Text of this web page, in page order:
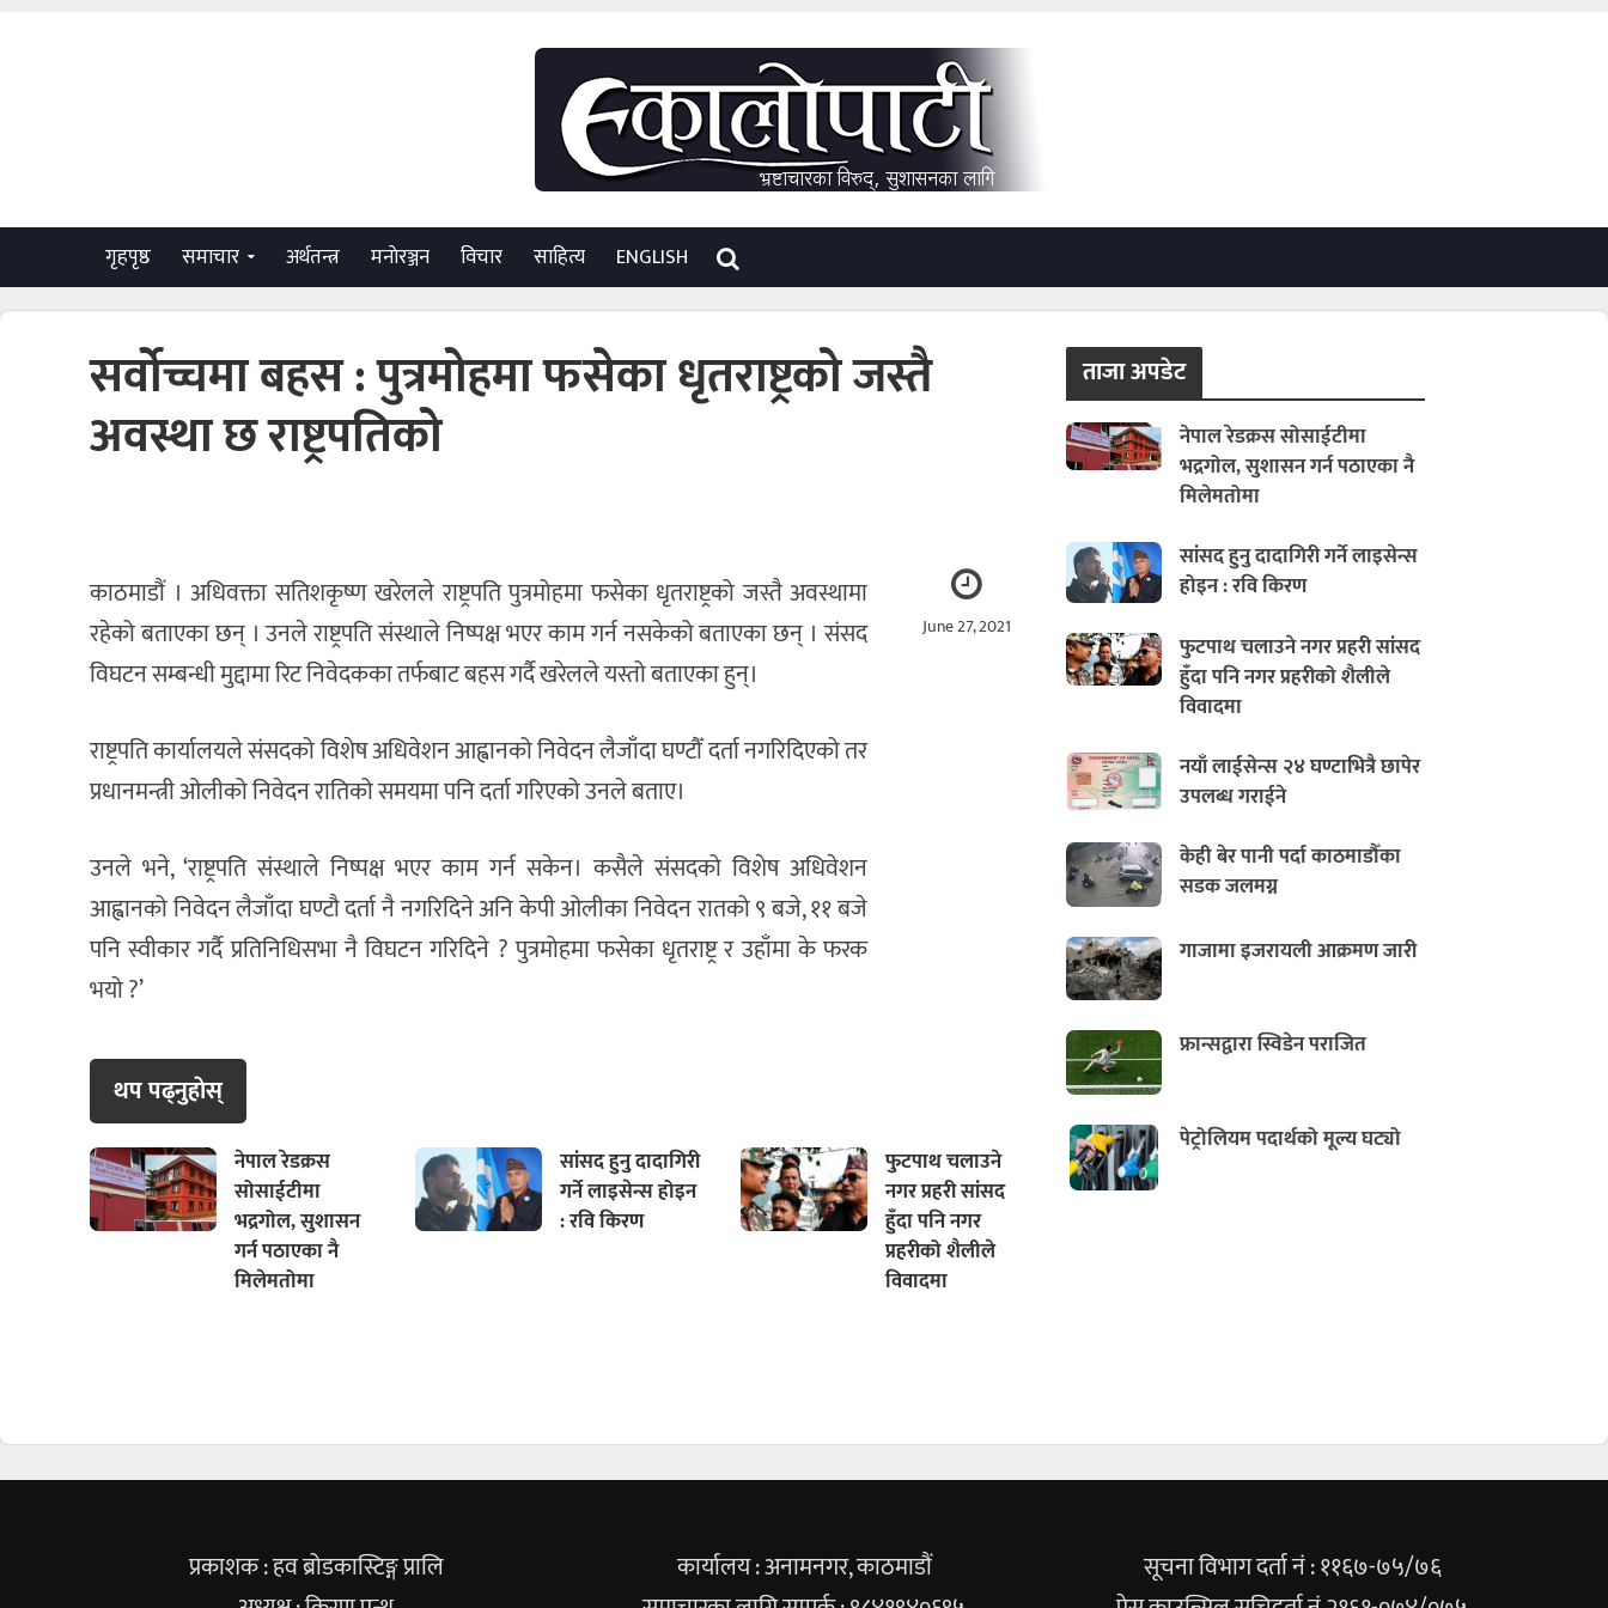
गृहपृष्ठ समाचार अर्थतन्त्र मनाेरञ्जन विचार साहित्य ENGLISH
सर्वोच्चमा बहस : पुत्रमोहमा फसेका धृतराष्ट्रको जस्तै
अवस्था छ राष्ट्रपतिको
June 27, 2021
काठमाडौं । अधिवक्ता सतिशकृष्ण खरेलले राष्ट्रपति पुत्रमोहमा फसेका धृतराष्ट्रको जस्तै अवस्थामा
रहेको बताएका छन् । उनले राष्ट्रपति संस्थाले निष्पक्ष भएर काम गर्न नसकेको बताएका छन् । संसद
विघटन सम्बन्धी मुद्दामा रिट निवेदकका तर्फबाट बहस गर्दै खरेलले यस्तो बताएका हुन्।
राष्ट्रपति कार्यालयले संसदको विशेष अधिवेशन आह्वानको निवेदन लैजाँदा घण्टौँ दर्ता नगरिदिएको तर
प्रधानमन्त्री ओलीको निवेदन रातिको समयमा पनि दर्ता गरिएको उनले बताए।
उनले भने, ‘राष्ट्रपति संस्थाले निष्पक्ष भएर काम गर्न सकेन। कसैले संसदको विशेष अधिवेशन
आह्वानको निवेदन लैजाँदा घण्टौ दर्ता नै नगरिदिने अनि केपी ओलीका निवेदन रातको ९ बजे, ११ बजे
पनि स्वीकार गर्दै प्रतिनिधिसभा नै विघटन गरिदिने ? पुत्रमोहमा फसेका धृतराष्ट्र र उहाँमा के फरक
भयो ?’
थप पढ्नुहाेस्
नेपाल रेडक्रस
सोसाईटीमा
भद्रगोल, सुशासन
गर्न पठाएका नै
मिलेमतोमा
सांसद हुनु दादागिरी
गर्ने लाइसेन्स होइन
: रवि किरण
फुटपाथ चलाउने
नगर प्रहरी सांसद
हुँदा पनि नगर
प्रहरीको शैलीले
विवादमा
ताजा अपडेट
नेपाल रेडक्रस सोसाईटीमा
भद्रगोल, सुशासन गर्न पठाएका नै
मिलेमतोमा
सांसद हुनु दादागिरी गर्ने लाइसेन्स
होइन : रवि किरण
फुटपाथ चलाउने नगर प्रहरी सांसद
हुँदा पनि नगर प्रहरीको शैलीले
विवादमा
नयाँ लाईसेन्स २४ घण्टाभित्रै छापेर
उपलब्ध गराईने
केही बेर पानी पर्दा काठमाडौँका
सडक जलमग्न
गाजामा इजरायली आक्रमण जारी
फ्रान्सद्वारा स्विडेन पराजित
पेट्रोलियम पदार्थको मूल्य घट्यो
प्रकाशक : हव ब्रोडकास्टिङ्ग प्रालि
कार्यालय : अनामनगर, काठमाडौं
सूचना विभाग दर्ता नं : ११६७-७५/७६